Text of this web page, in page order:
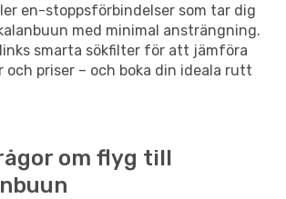
en-stoppsförbindelser som tar dig
med minimal ansträngning.
smarta sökfilter för att jämföra
och priser – och boka din ideala rutt
om flyg till